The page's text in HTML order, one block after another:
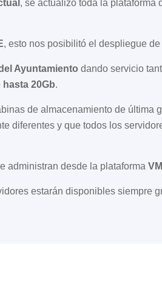
, se actualizó toda la plataforma
, esto nos posibilitó el despliegue
Ayuntamiento dando servicio
20Gb.
de almacenamiento de última
diferentes y que todos los
administran desde la plataforma
estarán disponibles siempre